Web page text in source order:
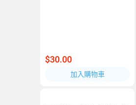
$30.00
加入購物車